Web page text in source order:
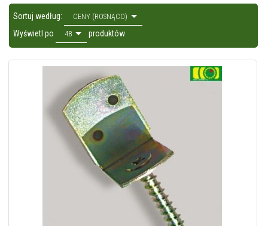
Sortuj według: sortCENY (ROSNĄCO)
Wyświetl po pop48 produktów